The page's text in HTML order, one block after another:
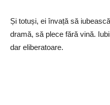
Și totuși, ei învață să
dramă, să plece fără vină.
dar eliberatoare.